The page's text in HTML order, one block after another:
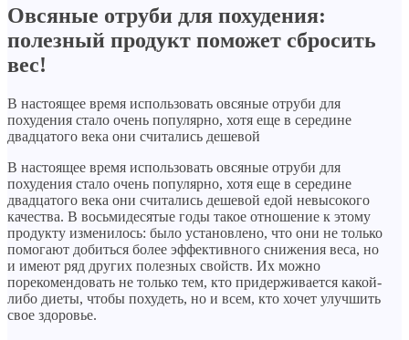
Овсяные отруби для похудения:
полезный продукт поможет сбросить
вес!
В настоящее время использовать овсяные отруби для
похудения стало очень популярно, хотя еще в середине
двадцатого века они считались дешевой
В настоящее время использовать овсяные отруби для
похудения стало очень популярно, хотя еще в середине
двадцатого века они считались дешевой едой невысокого
качества. В восьмидесятые годы такое отношение к этому
продукту изменилось: было установлено, что они не только
помогают добиться более эффективного снижения веса, но
и имеют ряд других полезных свойств. Их можно
порекомендовать не только тем, кто придерживается какой-
либо диеты, чтобы похудеть, но и всем, кто хочет улучшить
свое здоровье.